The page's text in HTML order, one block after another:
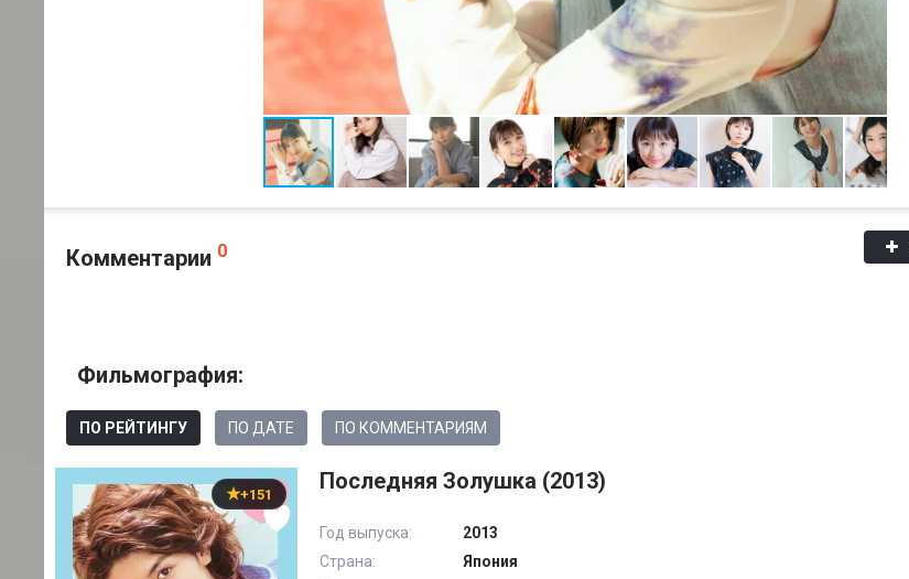
Комментарии 0
Фильмография:
ПО РЕЙТИНГУ ПО ДАТЕ ПО КОММЕНТАРИЯМ
+151 Последняя Золушка (2013)
Год выпуска:
2013
Страна:
Япония